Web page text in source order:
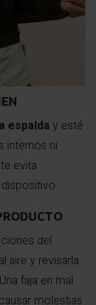
espalda y esté
internos ni
evita
del
aire y revisarla
faja en mal
molestias